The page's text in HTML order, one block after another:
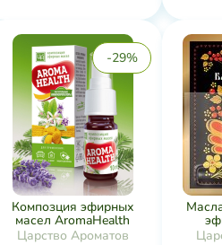
-29%
Композция эфирных
масел AromaHealth
Царство Ароматов